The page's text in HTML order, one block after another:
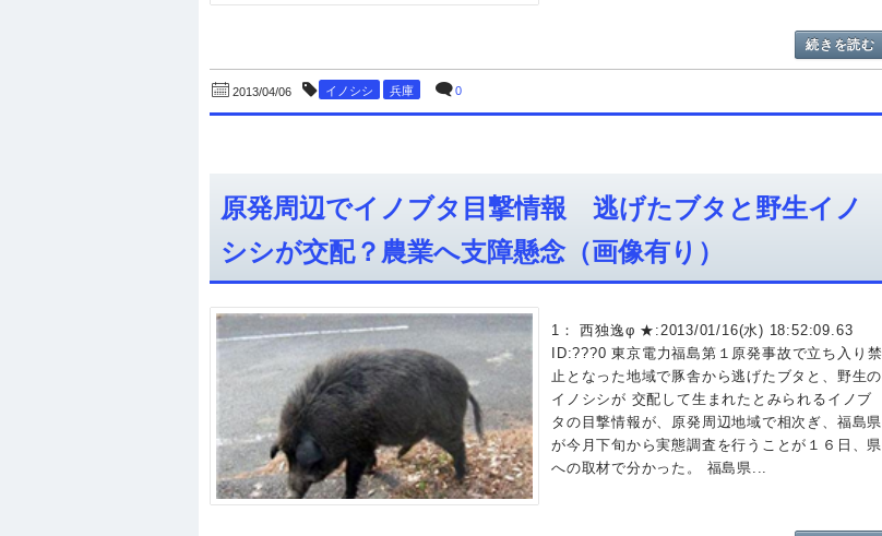
続きを読む
2013/04/06 イノシシ 兵庫 0
原発周辺でイノブタ目撃情報 逃げたブタと野生イノ
シシが交配？農業へ支障懸念（画像有り）
1： 西独逸φ ★:2013/01/16(水) 18:52:09.63
ID:???0 東京電力福島第１原発事故で立ち入り禁
止となった地域で豚舎から逃げたブタと、野生の
イノシシが 交配して生まれたとみられるイノブ
タの目撃情報が、原発周辺地域で相次ぎ、福島県
が今月下旬から実態調査を行うことが１６日、県
への取材で分かった。 福島県...